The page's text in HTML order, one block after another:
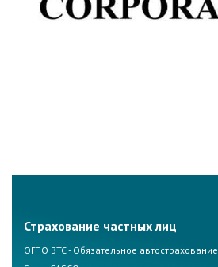
Страхование частных лиц
ОГПО ВТС - Обязательное автострахование